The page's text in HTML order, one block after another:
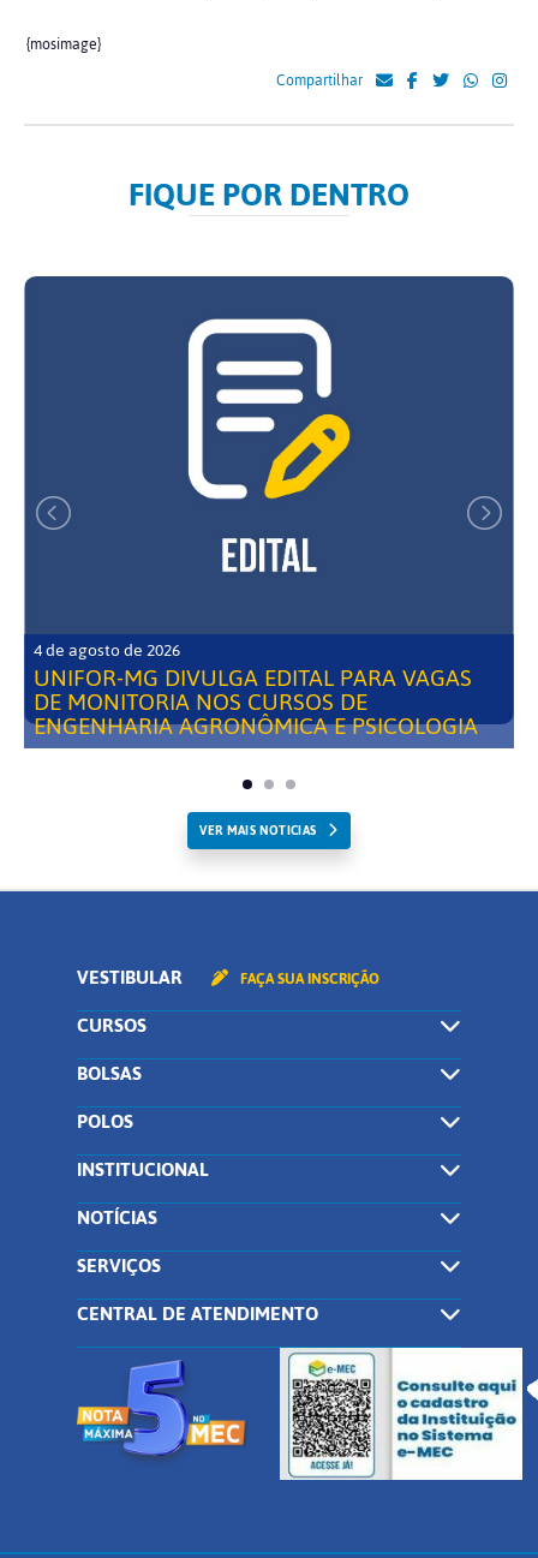
{mosimage}
Compartilhar
FIQUE POR DENTRO
4 de agosto de 2026
UNIFOR-MG DIVULGA EDITAL PARA VAGAS
DE MONITORIA NOS CURSOS DE
ENGENHARIA AGRONÔMICA E PSICOLOGIA
VER MAIS NOTICIAS
VESTIBULAR FAÇA SUA INSCRIÇÃO
CURSOS
BOLSAS
POLOS
INSTITUCIONAL
NOTÍCIAS
SERVIÇOS
CENTRAL DE ATENDIMENTO